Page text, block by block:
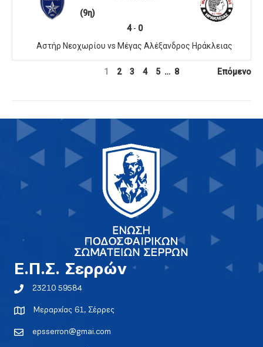
(9η)
4- 0
Αστήρ Νεοχωρίου vs Μέγας Αλέξανδρος Ηράκλειας
1 2 3 4 5 … 8 Επόμενο
E.Π.Σ. Σερρών
23210 59584
Μεραρχίας 61, Σέρρες
epsserron@gmai.com